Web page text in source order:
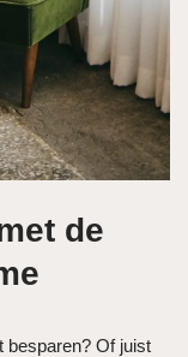
de
besparen? Of juist